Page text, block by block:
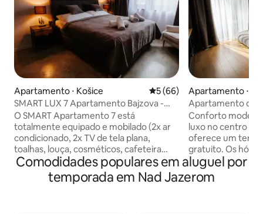
Apartamento ⋅ Košice 5 de uma avaliação média
5 (66)
SMART LUX 7 Apartamento Bajzova -
centrum, AC 2x
O SMART Apartamento 7 está
totalmente equipado e mobilado (2x ar
condicionado, 2x TV de tela plana,
toalhas, louça, cosméticos, cafeteira
com café em grão, SodaStream, água
mineral, gelo, chinelos, máquina de lavar,
secadora, varanda...), possui uma casa
Apartamento ⋅
Apartamento de
cidade 2-
Conforto
luxo no centro da
oferece um
gratuito. Os
condicionado,
uma máquina de
apartamento
Comodidades populares em aluguel por
temporada em Nad Jazerom